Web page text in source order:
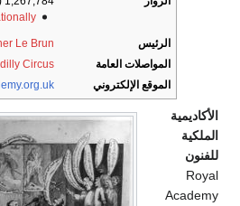
الرئيس
Le Brun
المواصلات العامة
Circus
الموقع الإلكتروني
الأكاديمية
الملكية
للفنون
Royal
Academy